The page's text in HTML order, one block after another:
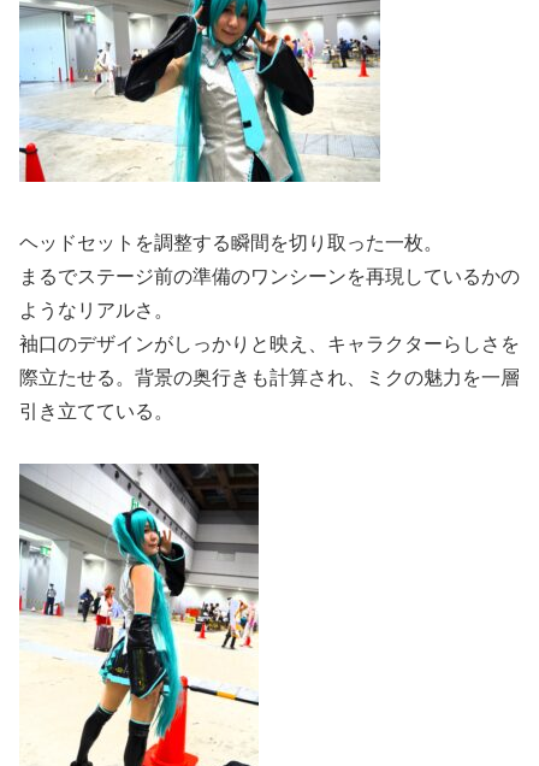
ヘッドセットを調整する瞬間を切り取った一枚。
まるでステージ前の準備のワンシーンを再現しているかの
ようなリアルさ。
袖口のデザインがしっかりと映え、キャラクターらしさを
際立たせる。背景の奥行きも計算され、ミクの魅力を一層
引き立てている。